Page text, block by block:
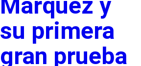
Márquez y
su primera
gran prueba